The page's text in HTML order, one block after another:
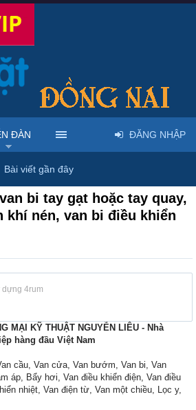
vặt tổng hợp - Uy tín - Miễn phí
bi tay gạt hoặc tay quay,
khí nén, van bi điều khiển
dựng 4rum
MẠI KỸ THUẬT NGUYỄN LIÊU - Nhà
hàng đầu Việt Nam
cầu, Van cửa, Van bướm, Van bi, Van
áp, Bẩy hơi, Van điều khiển điện, Van điều
nhiệt, Van điện từ, Van một chiều, Lọc y,
ĐÀN
Bài viết gần đây
ĐĂNG NHẬP